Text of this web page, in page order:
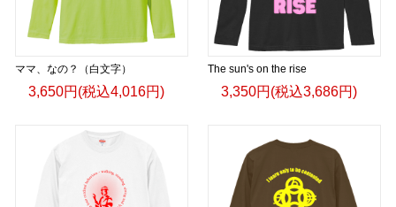
ママ、なの？（白文字）
3,650円(税込4,016円)
The sun's on the rise
3,350円(税込3,686円)